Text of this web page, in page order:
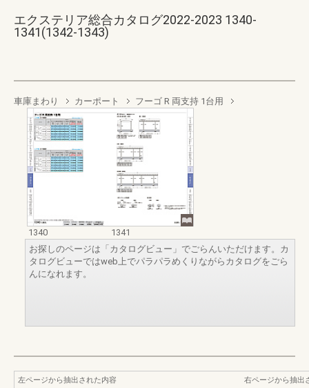
エクステリア総合カタログ2022-2023 1340-
1341(1342-1343)
車庫まわり カーポート フーゴ R 両支持 1台用
1340
1341
お探しのページは「カタログビュー」でごらんいただけます。カ
タログビューではweb上でパラパラめくりながらカタログをごら
んになれます。
左ページから抽出された内容
右ページから抽出